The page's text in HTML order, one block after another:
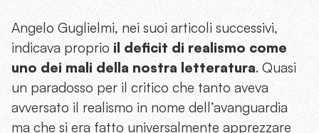
Angelo Guglielmi, nei suoi articoli successivi,
indicava proprio il deficit di realismo come
uno dei mali della nostra letteratura. Quasi
un paradosso per il critico che tanto aveva
avversato il realismo in nome dell’avanguardia
ma che si era fatto universalmente apprezzare